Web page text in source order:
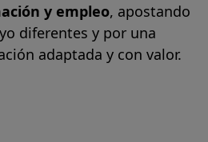
y empleo, apostando
diferentes y por una
adaptada y con valor.